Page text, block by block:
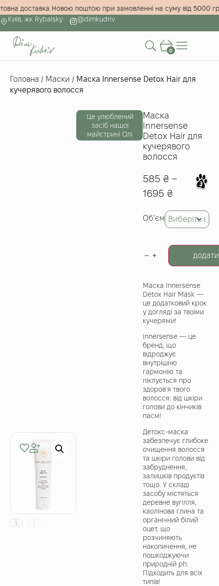
доставка Новою поштою при замовленні на суму від
Київ, жк Rybalsky
@dimkudriv
0
Головна / Маски / Маска Innersense Detox Hair для
кучерявого волосся
Це улюблений
засіб нашої
майстрині Олі
Маска
Innersense
Detox Hair для
кучерявого
волосся
585 ₴ –
1695 ₴
Об'єм
Маска Innersense
Detox Hair Mask —
це додатковий крок
у догляді за твоїми
кучерями!
Innersense — це
бренд, що
відроджує
внутрішню
гармонію та
піклується про
здоров’я твого
волосся: від шкіри
голови до кінчиків
пасм!
Детокс-маска
забезпечує глибоке
очищення волосся
та шкіри голови від
забруднення,
залишків продуктів
тощо. У складі
засобу містяться
деревне вугілля,
каолінова глина та
органічний білий
оцет, що
розчиняють
накопичення, не
пошкоджуючи
природній ph.
Підходить для всіх
типів!